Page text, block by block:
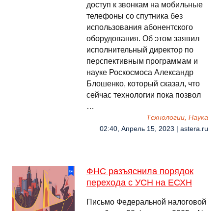
доступ к звонкам на мобильные
телефоны со спутника без
использования абонентского
оборудования. Об этом заявил
исполнительный директор по
перспективным программам и
науке Роскосмоса Александр
Блошенко, который сказал, что
сейчас технологии пока позвол
…
Технологии, Наука
02:40, Апрель 15, 2023 | astera.ru
ФНС разъяснила порядок
перехода с УСН на ЕСХН
Письмо Федеральной налоговой